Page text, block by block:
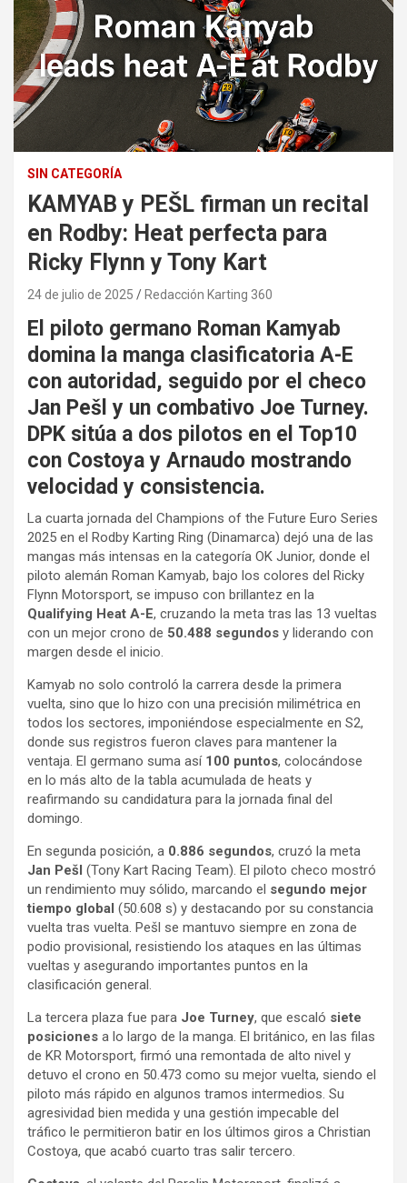
SIN CATEGORÍA
KAMYAB y PEŠL firman un recital
en Rodby: Heat perfecta para
Ricky Flynn y Tony Kart
24 de julio de 2025 Redacción Karting 360
El piloto germano Roman Kamyab
domina la manga clasificatoria A-E
con autoridad, seguido por el checo
Jan Pešl y un combativo Joe Turney.
DPK sitúa a dos pilotos en el Top10
con Costoya y Arnaudo mostrando
velocidad y consistencia.
La cuarta jornada del Champions of the Future Euro Series
2025 en el Rodby Karting Ring (Dinamarca) dejó una de las
mangas más intensas en la categoría OK Junior, donde el
piloto alemán Roman Kamyab, bajo los colores del Ricky
Flynn Motorsport, se impuso con brillantez en la
Qualifying Heat A-E, cruzando la meta tras las 13 vueltas
con un mejor crono de 50.488 segundos y liderando con
margen desde el inicio.
Kamyab no solo controló la carrera desde la primera
vuelta, sino que lo hizo con una precisión milimétrica en
todos los sectores, imponiéndose especialmente en S2,
donde sus registros fueron claves para mantener la
ventaja. El germano suma así 100 puntos, colocándose
en lo más alto de la tabla acumulada de heats y
reafirmando su candidatura para la jornada final del
domingo.
En segunda posición, a 0.886 segundos, cruzó la meta
Jan Pešl (Tony Kart Racing Team). El piloto checo mostró
un rendimiento muy sólido, marcando el segundo mejor
tiempo global (50.608 s) y destacando por su constancia
vuelta tras vuelta. Pešl se mantuvo siempre en zona de
podio provisional, resistiendo los ataques en las últimas
vueltas y asegurando importantes puntos en la
clasificación general.
La tercera plaza fue para Joe Turney, que escaló siete
posiciones a lo largo de la manga. El británico, en las filas
de KR Motorsport, firmó una remontada de alto nivel y
detuvo el crono en 50.473 como su mejor vuelta, siendo el
piloto más rápido en algunos tramos intermedios. Su
agresividad bien medida y una gestión impecable del
tráfico le permitieron batir en los últimos giros a Christian
Costoya, que acabó cuarto tras salir tercero.